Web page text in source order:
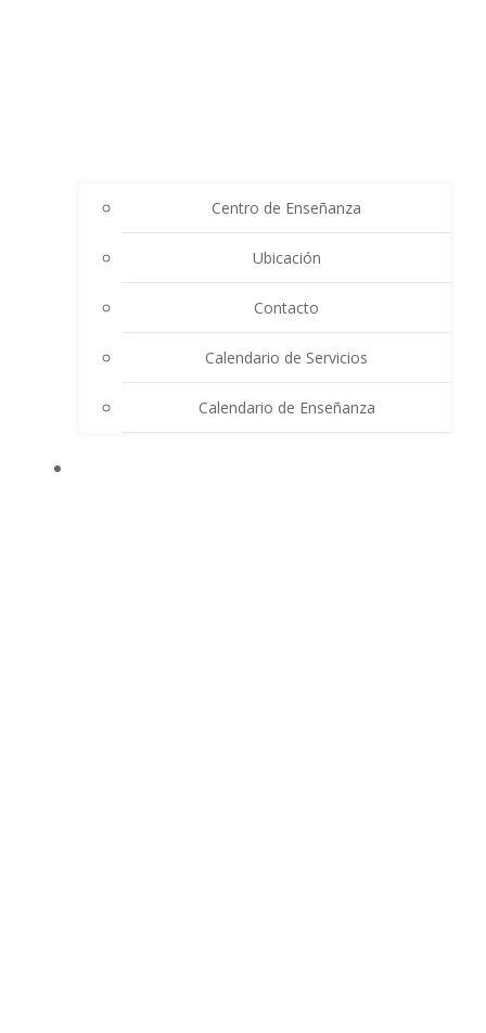
Centro de Enseñanza
Ubicación
Contacto
Calendario de Servicios
Calendario de Enseñanza